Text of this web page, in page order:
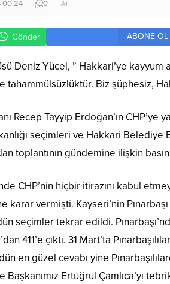
00:24 0
Gönder ABONE OL
Deniz Yücel, ” Hakkari’ye
Biz şüphesiz,
Recep Tayyip Erdoğan’ın
seçimleri ve Hakkari Belediye
toplantının gündemine ilişkin
CHP’nin hiçbir itirazını kabul
karar vermişti. Kayseri’nin
seçimler tekrar edildi.
411’e çıktı. 31 Mart’ta
en güzel cevabı yine
Başkanımız Ertuğrul Çamlıca’yı